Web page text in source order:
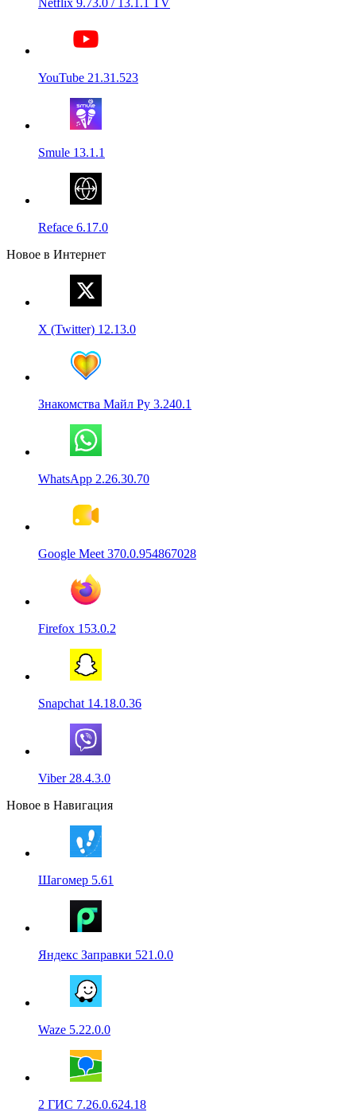
YouTube 21.31.523
Smule 13.1.1
Reface 6.17.0
Новое в Интернет
X (Twitter) 12.13.0
Знакомства Майл Ру 3.240.1
WhatsApp 2.26.30.70
Google Meet 370.0.954867028
Firefox 153.0.2
Snapchat 14.18.0.36
Viber 28.4.3.0
Новое в Навигация
Шагомер 5.61
Яндекс Заправки 521.0.0
Waze 5.22.0.0
2 ГИС 7.26.0.624.18